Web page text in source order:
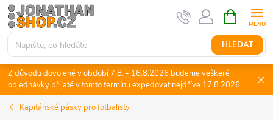
Přejít
na
obsah
HLEDAT
NÁKUPNÍ
KOŠÍK
Z důvodu dovolené v období 7.8. - 16.8.2026 budeme veškeré
objednávky přijaté v tomto termínu expedovat nejdříve 17.8.2026.
Kapitánské pásky pro fotbalisty